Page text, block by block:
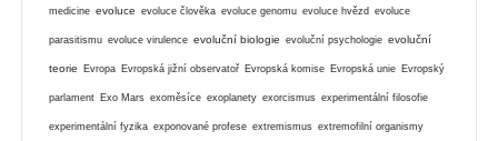
medicine evoluce evoluce člověka evoluce genomu evoluce hvězd evoluce
parasitismu evoluce virulence evoluční biologie evoluční psychologie evoluční
teorie Evropa Evropská jižní observatoř Evropská komise Evropská unie Evropský
parlament Exo Mars exoměsíce exoplanety exorcismus experimentální filosofie
experimentální fyzika exponované profese extremismus extremofilní organismy